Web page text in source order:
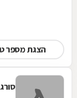
הצגת מספר